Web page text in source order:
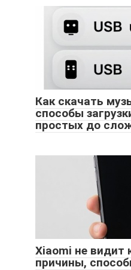
Как скачать
способы
простых до
Xiaomi не видит
причины,